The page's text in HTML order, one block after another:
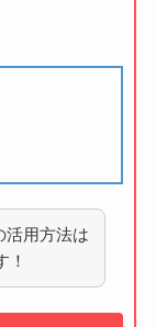
活用方法は
！